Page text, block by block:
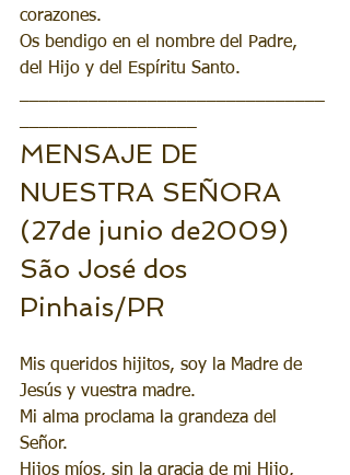
corazones.
Os bendigo en el nombre del Padre,
del Hijo y del Espíritu Santo.
MENSAJE DE
NUESTRA SEÑORA
(27de junio de2009)
São José dos
Pinhais/PR
Mis queridos hijitos, soy la Madre de
Jesús y vuestra madre.
Mi alma proclama la grandeza del
Señor.
Hijos míos, sin la gracia de mi Hijo,